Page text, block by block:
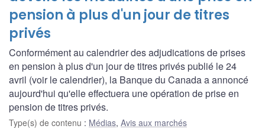
pension à plus d'un jour de titres
privés
Conformément au calendrier des adjudications de prises
en pension à plus d'un jour de titres privés publié le 24
avril (voir le calendrier), la Banque du Canada a annoncé
aujourd'hui qu'elle effectuera une opération de prise en
pension de titres privés.
Type(s) de contenu : Médias, Avis aux marchés